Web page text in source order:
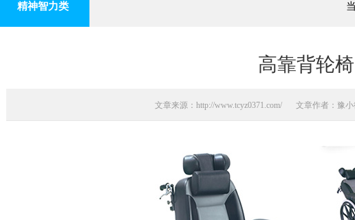
精神智力类
高靠背轮椅
文章来源：http://www.tcyz0371.com/ 文章作者：豫